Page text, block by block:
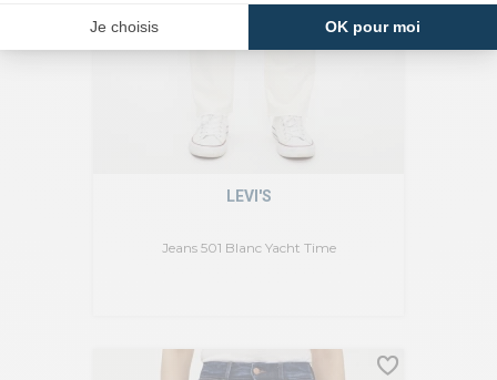
Jeans 501 Blanc Yacht Time
LEVI'S